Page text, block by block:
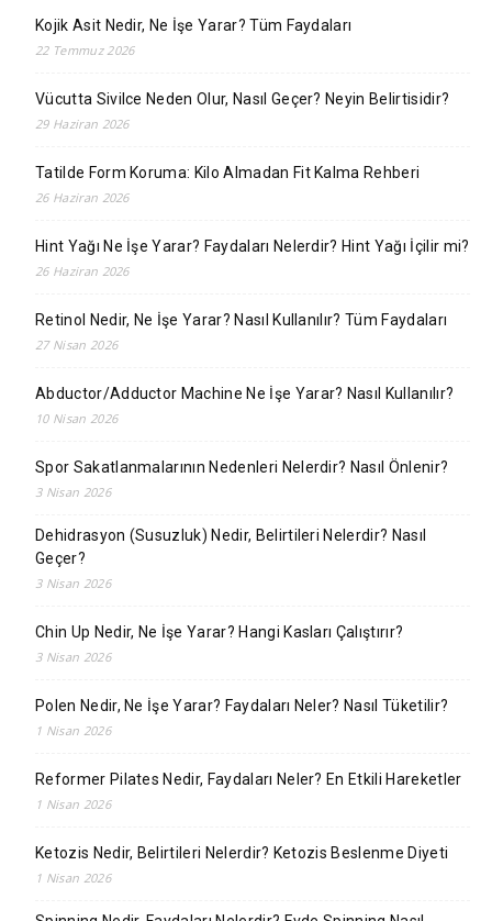
Kojik Asit Nedir, Ne İşe Yarar? Tüm Faydaları
22 Temmuz 2026
Vücutta Sivilce Neden Olur, Nasıl Geçer? Neyin Belirtisidir?
29 Haziran 2026
Tatilde Form Koruma: Kilo Almadan Fit Kalma Rehberi
26 Haziran 2026
Hint Yağı Ne İşe Yarar? Faydaları Nelerdir? Hint Yağı İçilir mi?
26 Haziran 2026
Retinol Nedir, Ne İşe Yarar? Nasıl Kullanılır? Tüm Faydaları
27 Nisan 2026
Abductor/Adductor Machine Ne İşe Yarar? Nasıl Kullanılır?
10 Nisan 2026
Spor Sakatlanmalarının Nedenleri Nelerdir? Nasıl Önlenir?
3 Nisan 2026
Dehidrasyon (Susuzluk) Nedir, Belirtileri Nelerdir? Nasıl
Geçer?
3 Nisan 2026
Chin Up Nedir, Ne İşe Yarar? Hangi Kasları Çalıştırır?
3 Nisan 2026
Polen Nedir, Ne İşe Yarar? Faydaları Neler? Nasıl Tüketilir?
1 Nisan 2026
Reformer Pilates Nedir, Faydaları Neler? En Etkili Hareketler
1 Nisan 2026
Ketozis Nedir, Belirtileri Nelerdir? Ketozis Beslenme Diyeti
1 Nisan 2026